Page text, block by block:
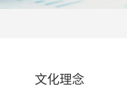
文化理念